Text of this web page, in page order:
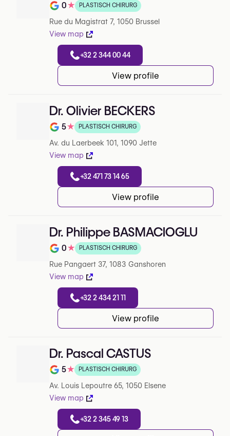
Note de 0 sur 5 sur Google
0★ PLASTISCH CHIRURG
Rue du Magistrat 7, 1050 Brussel
View map
+32 2 344 00 44
View profile
Dr. Olivier BECKERS
Note de 5 sur 5 sur Google
5★ PLASTISCH CHIRURG
Av. du Laerbeek 101, 1090 Jette
View map
+32 471 73 14 65
View profile
Dr. Philippe BASMACIOGLU
Note de 0 sur 5 sur Google
0★ PLASTISCH CHIRURG
Rue Pangaert 37, 1083 Ganshoren
View map
+32 2 434 21 11
View profile
Dr. Pascal CASTUS
Note de 5 sur 5 sur Google
5★ PLASTISCH CHIRURG
Av. Louis Lepoutre 65, 1050 Elsene
View map
+32 2 345 49 13